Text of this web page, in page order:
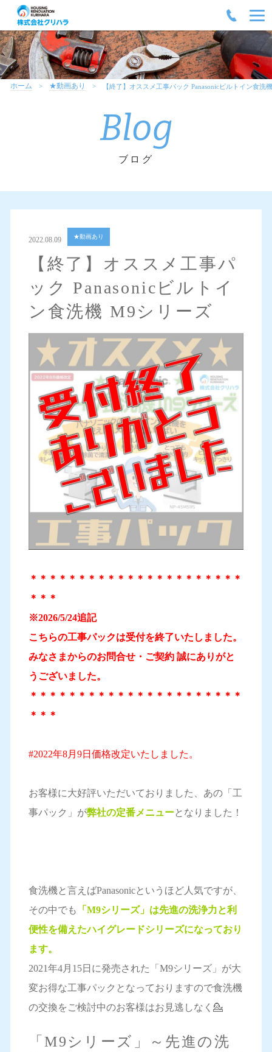
ホーム ★動画あり 【終了】オススメ工事パック Panasonicビルトイン食洗
Blog
ブログ
2022.08.09 ★動画あり
【終了】オススメ工事パ
ック Panasonicビルトイ
ン食洗機 M9シリーズ
＊＊＊＊＊＊＊＊＊＊＊＊＊＊＊＊＊＊＊＊＊＊
＊＊＊
※2026/5/24追記
こちらの工事パックは受付を終了いたしました。
みなさまからのお問合せ・ご契約 誠にありがと
うございました。
＊＊＊＊＊＊＊＊＊＊＊＊＊＊＊＊＊＊＊＊＊＊
＊＊＊
#2022年8月9日価格改定いたしました。
お客様に大好評いただいておりました、あの「工
事パック」が弊社の定番メニューとなりました！
食洗機と言えばPanasonicというほど人気ですが、
その中でも
「M9シリーズ」は先進の洗浄力と利
便性を備えたハイグレードシリーズになっており
ます。
2021年4月15日に発売された「M9シリーズ」が大
変お得な工事パックとなっておりますので食洗機
の交換をご検討中のお客様はお見逃しなく💁
「M9シリーズ」～先進の洗